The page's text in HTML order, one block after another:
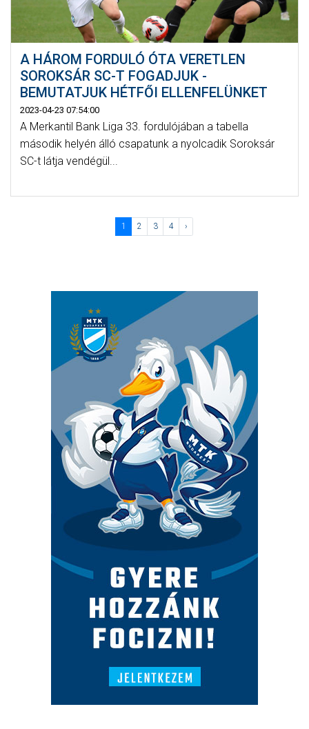
A HÁROM FORDULÓ ÓTA VERETLEN
SOROKSÁR SC-T FOGADJUK -
BEMUTATJUK HÉTFŐI ELLENFELÜNKET
2023-04-23 07:54:00
A Merkantil Bank Liga 33. fordulójában a tabella
második helyén álló csapatunk a nyolcadik Soroksár
SC-t látja vendégül...
1 2 3 4 ›